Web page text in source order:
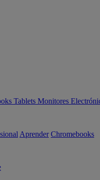
Tablets Monitores
Aprender Chromebooks